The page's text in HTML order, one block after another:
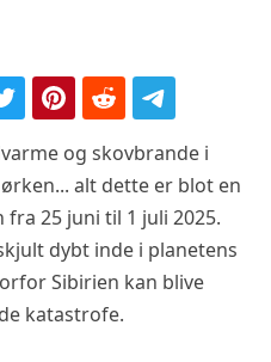
og skovbrande i
alt dette er blot en
25 juni til 1 juli 2025.
dybt inde i planetens
Sibirien kan blive
katastrofe.